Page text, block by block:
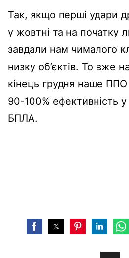
Так, якщо перші удари
у жовтні та на початку
завдали нам чималого
низку об’єктів. То вже
кінець грудня наше
90-100% ефективність
БПЛА.